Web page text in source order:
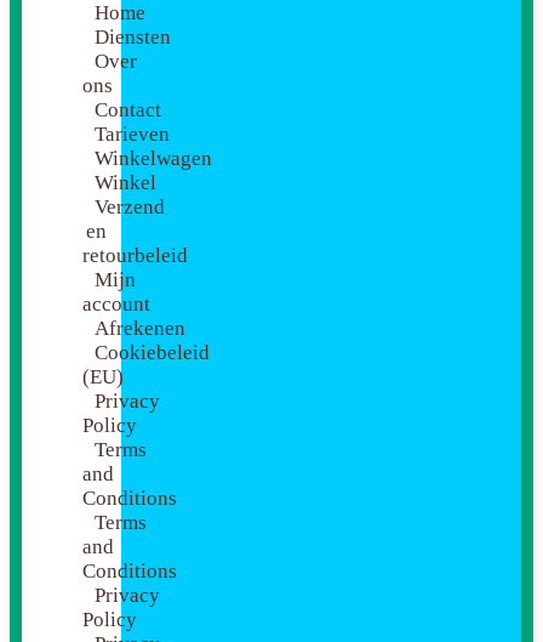
Home
Diensten
Over
ons
Contact
Tarieven
Winkelwagen
Winkel
Verzend
en
retourbeleid
Mijn
account
Afrekenen
Cookiebeleid
(EU)
Privacy
Policy
Terms
and
Conditions
Terms
and
Conditions
Privacy
Policy